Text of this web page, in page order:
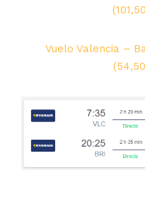
Vuelo Valencia –